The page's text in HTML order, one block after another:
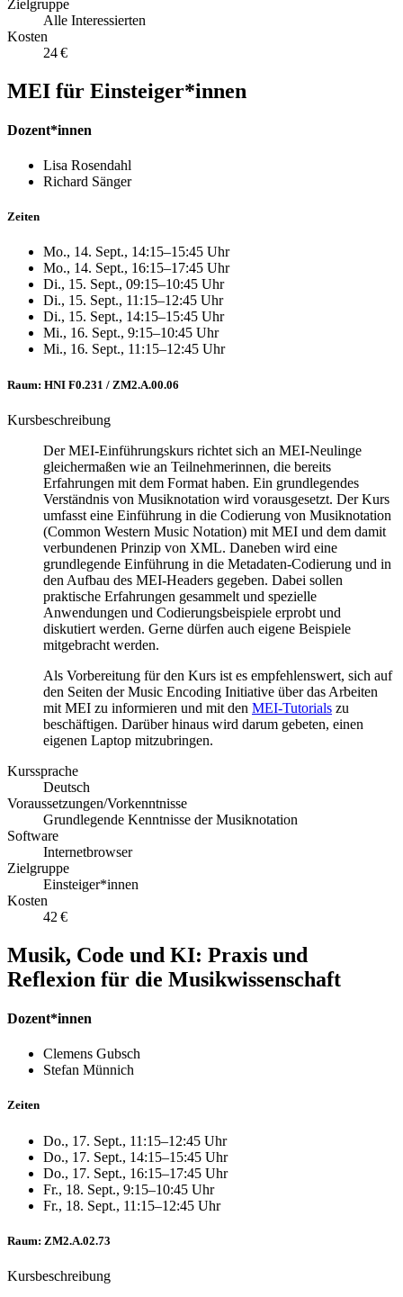
Zielgruppe
Alle Interessierten
Kosten
24 €
MEI für Einsteiger*innen
Dozent*innen
Lisa Rosendahl
Richard Sänger
Zeiten
Mo., 14. Sept., 14:15–15:45 Uhr
Mo., 14. Sept., 16:15–17:45 Uhr
Di., 15. Sept., 09:15–10:45 Uhr
Di., 15. Sept., 11:15–12:45 Uhr
Di., 15. Sept., 14:15–15:45 Uhr
Mi., 16. Sept., 9:15–10:45 Uhr
Mi., 16. Sept., 11:15–12:45 Uhr
Raum: HNI F0.231 / ZM2.A.00.06
Kursbeschreibung
Der MEI-Einführungskurs richtet sich an MEI-Neulinge
gleichermaßen wie an Teilnehmerinnen, die bereits
Erfahrungen mit dem Format haben. Ein grundlegendes
Verständnis von Musiknotation wird vorausgesetzt. Der Kurs
umfasst eine Einführung in die Codierung von Musiknotation
(Common Western Music Notation) mit MEI und dem damit
verbundenen Prinzip von XML. Daneben wird eine
grundlegende Einführung in die Metadaten-Codierung und in
den Aufbau des MEI-Headers gegeben. Dabei sollen
praktische Erfahrungen gesammelt und spezielle
Anwendungen und Codierungsbeispiele erprobt und
diskutiert werden. Gerne dürfen auch eigene Beispiele
mitgebracht werden.
Als Vorbereitung für den Kurs ist es empfehlenswert, sich auf
den Seiten der Music Encoding Initiative über das Arbeiten
mit MEI zu informieren und mit den MEI-Tutorials zu
beschäftigen. Darüber hinaus wird darum gebeten, einen
eigenen Laptop mitzubringen.
Kurssprache
Deutsch
Voraussetzungen/Vorkenntnisse
Grundlegende Kenntnisse der Musiknotation
Software
Internetbrowser
Zielgruppe
Einsteiger*innen
Kosten
42 €
Musik, Code und KI: Praxis und
Reflexion für die Musikwissenschaft
Dozent*innen
Clemens Gubsch
Stefan Münnich
Zeiten
Do., 17. Sept., 11:15–12:45 Uhr
Do., 17. Sept., 14:15–15:45 Uhr
Do., 17. Sept., 16:15–17:45 Uhr
Fr., 18. Sept., 9:15–10:45 Uhr
Fr., 18. Sept., 11:15–12:45 Uhr
Raum: ZM2.A.02.73
Kursbeschreibung